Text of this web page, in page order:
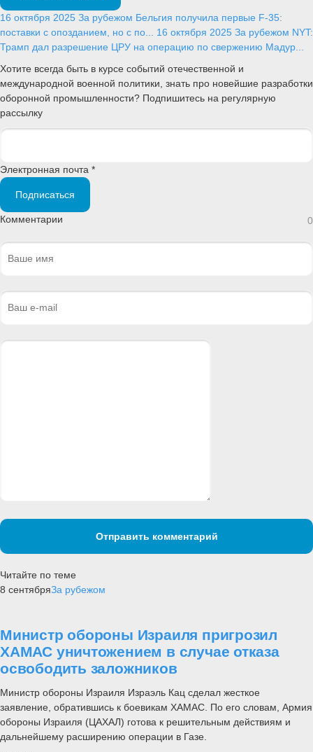
16 октября 2025 За рубежом Бельгия получила первые F-35:
поставки с опозданием, но с по... 16 октября 2025 За рубежом NYT:
Трамп дал разрешение ЦРУ на операцию по свержению Мадур...
Хотите всегда быть в курсе событий отечественной и
международной военной политики, знать про новейшие разработки
оборонной промышленности? Подпишитесь на регулярную
рассылку
Электронная почта *
Подписаться
Комментарии 0
Отправить комментарий
Читайте по теме
8 сентябряЗа рубежом
Министр обороны Израиля пригрозил
ХАМАС уничтожением в случае отказа
освободить заложников
Министр обороны Израиля Израэль Кац сделал жесткое
заявление, обратившись к боевикам ХАМАС. По его словам, Армия
обороны Израиля (ЦАХАЛ) готова к решительным действиям и
дальнейшему расширению операции в Газе.